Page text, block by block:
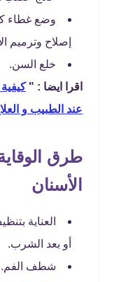
وضع غطاء
إصلاح وترميم
خلع السن.
اقرا ايضا : "
عند الطبيب و
طرق
الأسنان
العناية
أو بعد الشرب.
شطف الفم.